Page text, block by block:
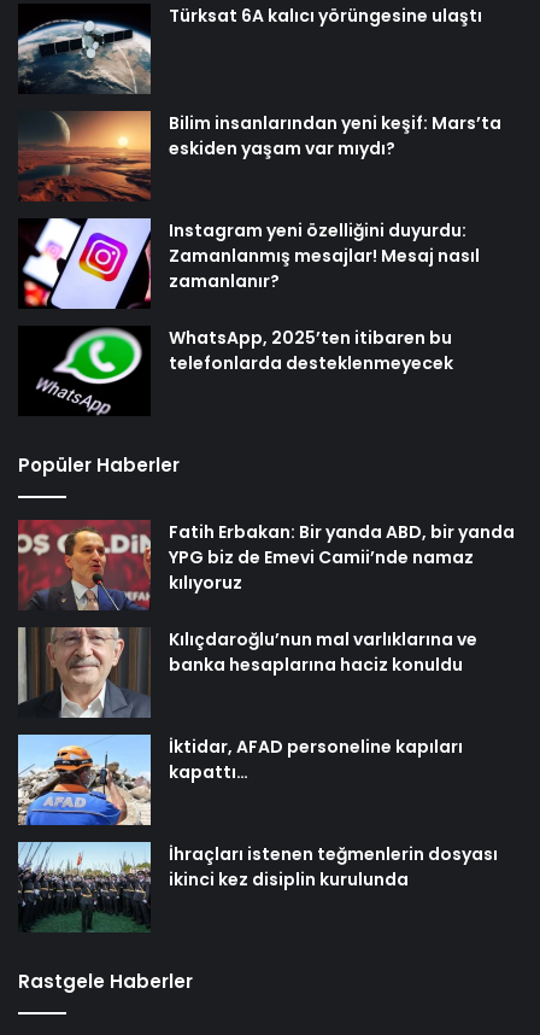
Türksat 6A kalıcı yörüngesine ulaştı
Bilim insanlarından yeni keşif: Mars’ta
eskiden yaşam var mıydı?
Instagram yeni özelliğini duyurdu:
Zamanlanmış mesajlar! Mesaj nasıl
zamanlanır?
WhatsApp, 2025’ten itibaren bu
telefonlarda desteklenmeyecek
Popüler Haberler
Fatih Erbakan: Bir yanda ABD, bir yanda
YPG biz de Emevi Camii’nde namaz
kılıyoruz
Kılıçdaroğlu’nun mal varlıklarına ve
banka hesaplarına haciz konuldu
İktidar, AFAD personeline kapıları
kapattı…
İhraçları istenen teğmenlerin dosyası
ikinci kez disiplin kurulunda
Rastgele Haberler